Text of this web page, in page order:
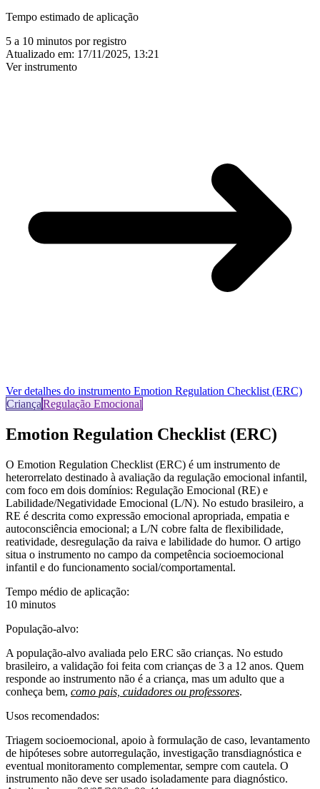
Tempo estimado de aplicação
5 a 10 minutos por registro
Atualizado em: 17/11/2025, 13:21
Ver instrumento
Ver detalhes do instrumento Emotion Regulation Checklist (ERC)
CriançaRegulação Emocional
Emotion Regulation Checklist (ERC)
O Emotion Regulation Checklist (ERC) é um instrumento de
heterorrelato destinado à avaliação da regulação emocional infantil,
com foco em dois domínios: Regulação Emocional (RE) e
Labilidade/Negatividade Emocional (L/N). No estudo brasileiro, a
RE é descrita como expressão emocional apropriada, empatia e
autoconsciência emocional; a L/N cobre falta de flexibilidade,
reatividade, desregulação da raiva e labilidade do humor. O artigo
situa o instrumento no campo da competência socioemocional
infantil e do funcionamento social/comportamental.
Tempo médio de aplicação:
10 minutos
População-alvo:
A população-alvo avaliada pelo ERC são crianças. No estudo
brasileiro, a validação foi feita com crianças de 3 a 12 anos. Quem
responde ao instrumento não é a criança, mas um adulto que a
conheça bem, como pais, cuidadores ou professores.
Usos recomendados:
Triagem socioemocional, apoio à formulação de caso, levantamento
de hipóteses sobre autorregulação, investigação transdiagnóstica e
eventual monitoramento complementar, sempre com cautela. O
instrumento não deve ser usado isoladamente para diagnóstico.